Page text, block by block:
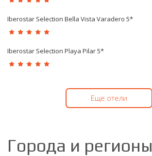
Iberostar Selection Bella Vista Varadero 5*
Iberostar Selection Playa Pilar 5*
Еще отели
Города и регионы